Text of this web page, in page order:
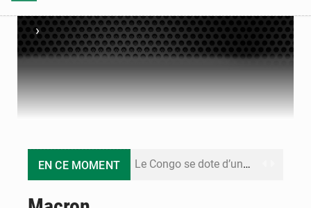
›
EN CE MOMENT Le Congo se dote d’un programme national pour valoriser les produits forestiers non ligneux